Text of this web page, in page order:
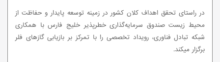
در راستای تحقق اهداف کلان کشور در زمینه توسعه پایدار و حفاظت از
محیط زیست صندوق سرمایه‌گذاری خطرپذیر خلیج فارس با همکاری
شبکه تبادل فناوری، رویداد تخصصی را با تمرکز بر بازیابی گازهای فلر
برگزار میکند.